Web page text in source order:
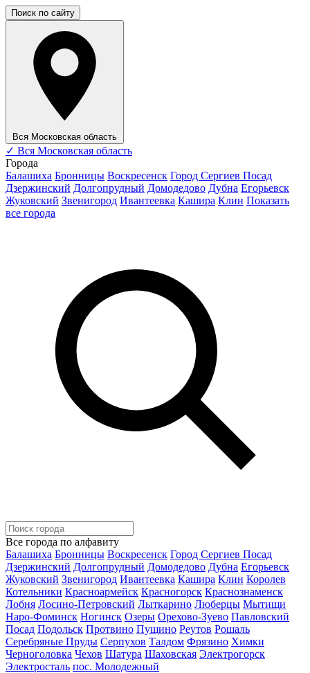
Поиск по сайту
Вся Московская область
✓ Вся Московская область
Города
Балашиха Бронницы Воскресенск Город Сергиев Посад
Дзержинский Долгопрудный Домодедово Дубна Егорьевск
Жуковский Звенигород Ивантеевка Кашира Клин Показать
все города
Все города по алфавиту
Балашиха Бронницы Воскресенск Город Сергиев Посад
Дзержинский Долгопрудный Домодедово Дубна Егорьевск
Жуковский Звенигород Ивантеевка Кашира Клин Королев
Котельники Красноармейск Красногорск Краснознаменск
Лобня Лосино-Петровский Лыткарино Люберцы Мытищи
Наро-Фоминск Ногинск Озеры Орехово-Зуево Павловский
Посад Подольск Протвино Пущино Реутов Рошаль
Серебряные Пруды Серпухов Талдом Фрязино Химки
Черноголовка Чехов Шатура Шаховская Электрогорск
Электросталь пос. Молодежный